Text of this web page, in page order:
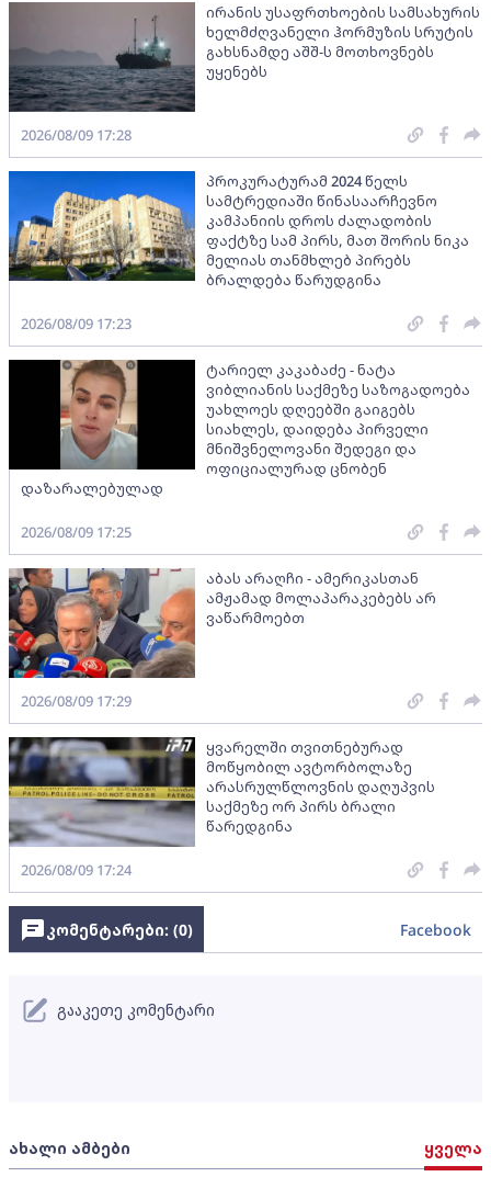
ირანის უსაფრთხოების სამსახურის
ხელმძღვანელი ჰორმუზის სრუტის
გახსნამდე აშშ-ს მოთხოვნებს
უყენებს
2026/08/09 17:28
პროკურატურამ 2024 წელს
სამტრედიაში წინასაარჩევნო
კამპანიის დროს ძალადობის
ფაქტზე სამ პირს, მათ შორის ნიკა
მელიას თანმხლებ პირებს
ბრალდება წარუდგინა
2026/08/09 17:23
ტარიელ კაკაბაძე - ნატა
ვიბლიანის საქმეზე საზოგადოება
უახლოეს დღეებში გაიგებს
სიახლეს, დაიდება პირველი
მნიშვნელოვანი შედეგი და
ოფიციალურად ცნობენ
დაზარალებულად
2026/08/09 17:25
აბას არაღჩი - ამერიკასთან
ამჟამად მოლაპარაკებებს არ
ვაწარმოებთ
2026/08/09 17:29
ყვარელში თვითნებურად
მოწყობილ ავტორბოლაზე
არასრულწლოვნის დაღუპვის
საქმეზე ორ პირს ბრალი
წარედგინა
2026/08/09 17:24
ახალი ამბები ყველა
კომენტარები: (0) Facebook
გააკეთე კომენტარი